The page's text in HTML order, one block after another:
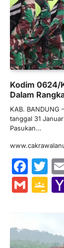
Kodim 0624/
Dalam
KAB. BANDUNG
tanggal 31
Pasukan…